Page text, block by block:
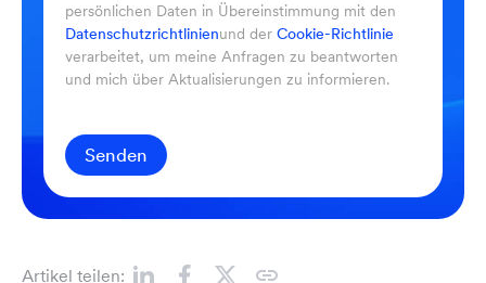
persönlichen Daten in Übereinstimmung mit den
Datenschutzrichtlinienund der Cookie-Richtlinie
verarbeitet, um meine Anfragen zu beantworten
und mich über Aktualisierungen zu informieren.
Senden
Artikel teilen: